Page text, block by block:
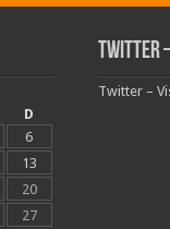
D
6
13
20
27
Twitter
Twitter –